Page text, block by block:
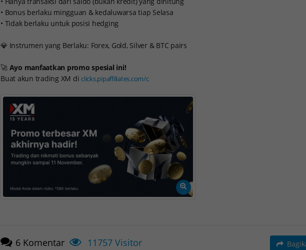
• Bonus berlaku mingguan & kedaluwarsa tiap Selasa
• Tidak berlaku untuk posisi hedging
💎 Instrumen yang Berlaku: Forex, Gold, Silver & BTC pairs
🚀 Ayo manfaatkan promo spesial ini!
Buat akun trading XM di clicks.pipaffiliates.com/c
6 Komentar 11757 Visitor